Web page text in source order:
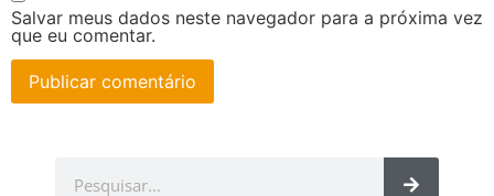
Salvar meus dados neste navegador para a próxima vez
que eu comentar.